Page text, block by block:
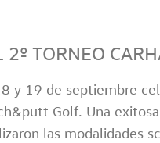
2º TORNEO
y 19 de septiembre
Golf. Una
las